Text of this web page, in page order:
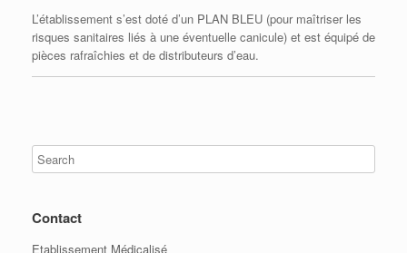
L’établissement s’est doté d’un PLAN BLEU (pour maîtriser les
risques sanitaires liés à une éventuelle canicule) et est équipé de
pièces rafraîchies et de distributeurs d’eau.
Contact
Etablissement Médicalisé